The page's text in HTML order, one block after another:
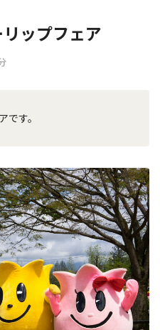
ップフェア
す。